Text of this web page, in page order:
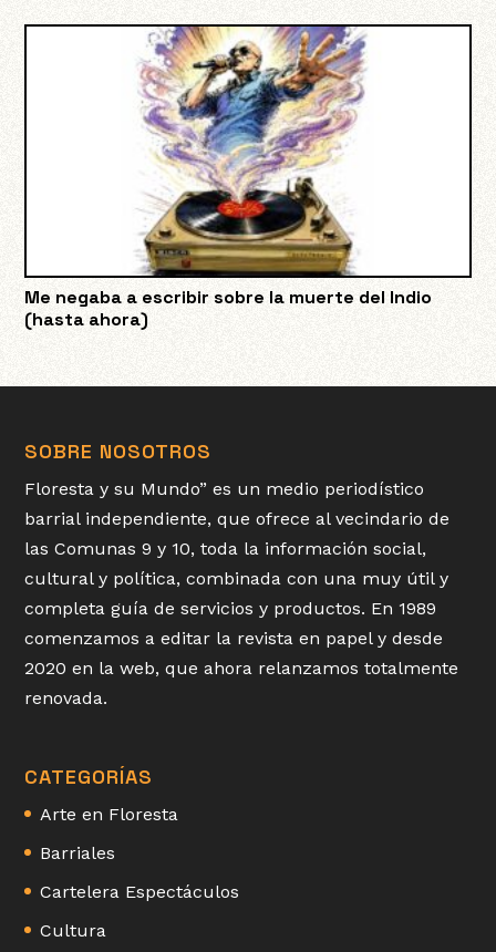
Me negaba a escribir sobre la muerte del Indio
(hasta ahora)
SOBRE NOSOTROS
Floresta y su Mundo” es un medio periodístico
barrial independiente, que ofrece al vecindario de
las Comunas 9 y 10, toda la información social,
cultural y política, combinada con una muy útil y
completa guía de servicios y productos. En 1989
comenzamos a editar la revista en papel y desde
2020 en la web, que ahora relanzamos totalmente
renovada.
CATEGORÍAS
Arte en Floresta
Barriales
Cartelera Espectáculos
Cultura